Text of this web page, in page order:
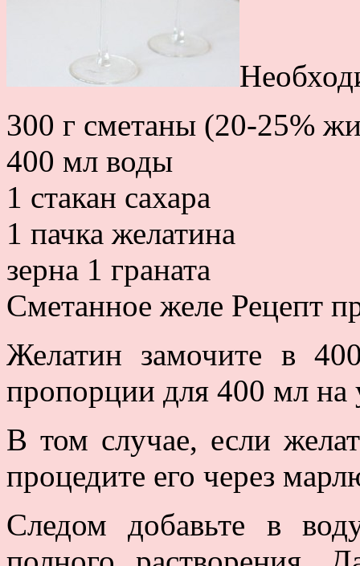
300 г сметаны (20-25%
400 мл воды
1 стакан сахара
1 пачка желатина
зерна 1 граната
Сметанное желе Рецепт
Желатин замочите в
пропорции для 400 мл на
В том случае, если
процедите его через
Следом добавьте в